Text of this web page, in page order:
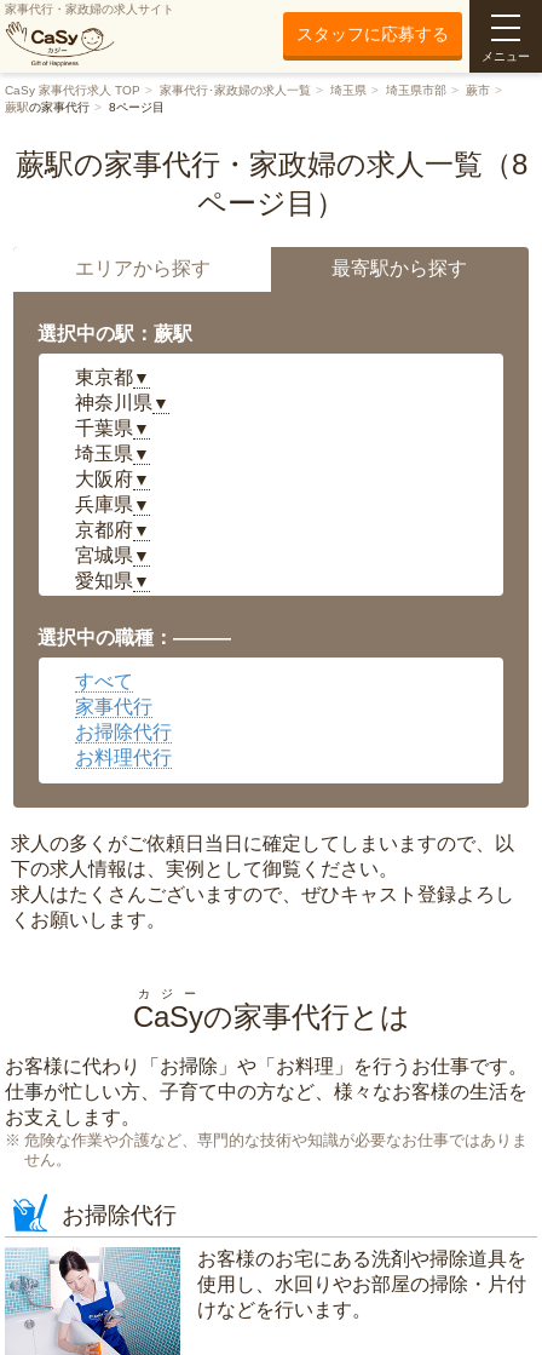
家事代行・家政婦の求人サイト
スタッフに応募する
メニュー
CaSy 家事代行求人 TOP 家事代行･家政婦の求人一覧 埼玉県 埼玉県市部
蕨市
蕨駅の家事代行 8ページ目
蕨駅の家事代行・家政婦の求人一覧（8
ページ目）
エリアから探す 最寄駅から探す
選択中の駅：蕨駅
東京都▼
神奈川県 ▼
千葉県 ▼
埼玉県 ▼
大阪府▼
兵庫県 ▼
京都府▼
宮城県 ▼
愛知県 ▼
岡山県▼
広島県▼
沖縄県
選択中の職種：———
すべて
家事代行
お掃除代行
お料理代行
求人の多くがご依頼日当日に確定してしまいますので、以
下の求人情報は、実例として御覧ください。
求人はたくさんございますので、ぜひキャスト登録よろし
くお願いします。
CaSy
カジー
の家事代行とは
お客様に代わり「 お掃除 」や「 お料理 」を行うお仕事です。
仕事が忙しい方、子育て中の方など、様々なお客様の生活を
お支えします。
危険な作業や介護など、専門的な技術や知識が必要なお仕事ではありま
せん。
お掃除代行
お客様のお宅にある洗剤や掃除道具を
使用し、水回りやお部屋の掃除・片付
けなどを行います。